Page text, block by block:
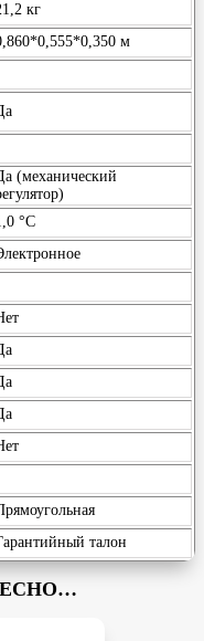
кг
м
(механический
°С
талон